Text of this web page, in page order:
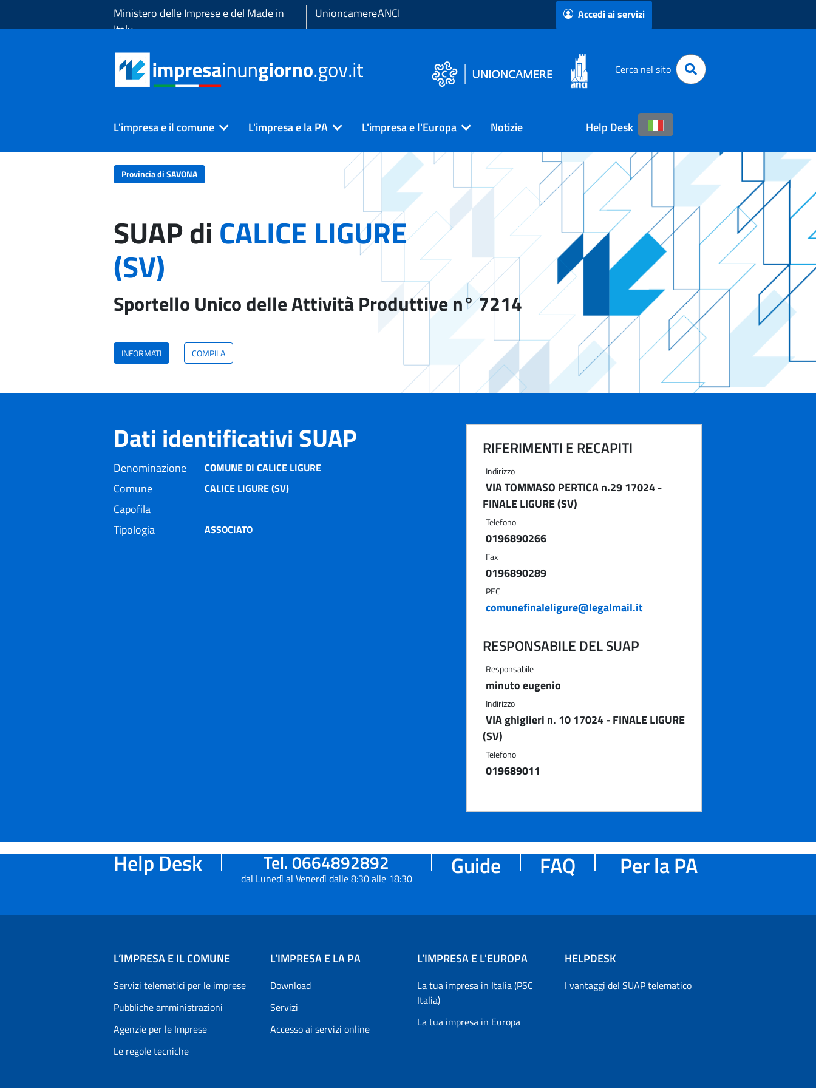
Ministero delle Imprese e del Made in
Italy
UnioncamereANCI Accedi ai servizi
Cerca nel sito
L'impresa e il comune L'impresa e la PA L'impresa e l'Europa Notizie Help Desk
Provincia di SAVONA
SUAP di CALICE LIGURE
(SV)
Sportello Unico delle Attività Produttive n° 7214
INFORMATI COMPILA
Dati identificativi SUAP
Denominazione COMUNE DI CALICE LIGURE
Comune CALICE LIGURE (SV)
Capofila
Tipologia
ASSOCIATO
RIFERIMENTI E RECAPITI
Indirizzo
VIA TOMMASO PERTICA n.29 17024 -
FINALE LIGURE (SV)
Telefono
0196890266
Fax
0196890289
PEC
comunefinaleligure@legalmail.it
RESPONSABILE DEL SUAP
Responsabile
minuto eugenio
Indirizzo
VIA ghiglieri n. 10 17024 - FINALE LIGURE
(SV)
Telefono
019689011
Help Desk Tel. 0664892892
dal Lunedì al Venerdì dalle 8:30 alle 18:30 Guide FAQ Per la PA
L’IMPRESA E IL COMUNE
Servizi telematici per le imprese
Pubbliche amministrazioni
Agenzie per le Imprese
Le regole tecniche
L’IMPRESA E LA PA
Download
Servizi
Accesso ai servizi online
L’IMPRESA E L'EUROPA
La tua impresa in Italia (PSC
Italia)
La tua impresa in Europa
HELPDESK
I vantaggi del SUAP telematico